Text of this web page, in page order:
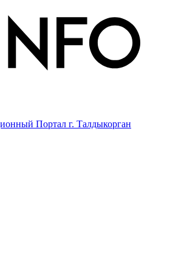
Портал г. Талдыкорган